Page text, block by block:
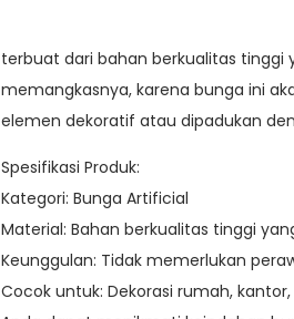
terbuat dari bahan berkualitas
memangkasnya, karena bunga ini
elemen dekoratif atau dipadukan
Spesifikasi Produk:
Kategori: Bunga Artificial
Material: Bahan berkualitas tinggi
Keunggulan: Tidak memerlukan
Cocok untuk: Dekorasi rumah,